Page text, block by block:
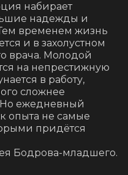
набирает
надежды и
временем жизнь
и в захолустном
врача. Молодой
на непрестижную
в работу,
сложнее
Но ежедневный
опыта не самые
придётся
Бодрова-младшего.